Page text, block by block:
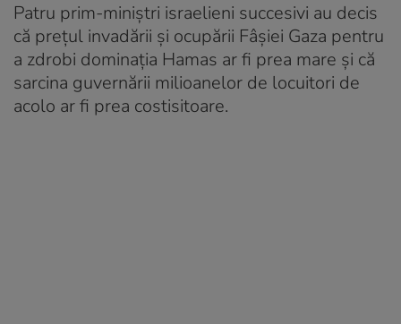
Patru prim-miniștri israelieni succesivi au decis
că prețul invadării și ocupării Fâșiei Gaza pentru
a zdrobi dominația Hamas ar fi prea mare și că
sarcina guvernării milioanelor de locuitori de
acolo ar fi prea costisitoare.